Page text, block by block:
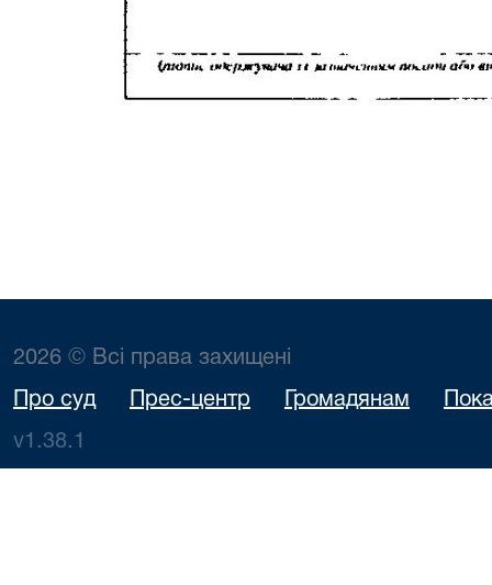
2026 © Всі права захищені
Про суд Прес-центр Громадянам
v1.38.1